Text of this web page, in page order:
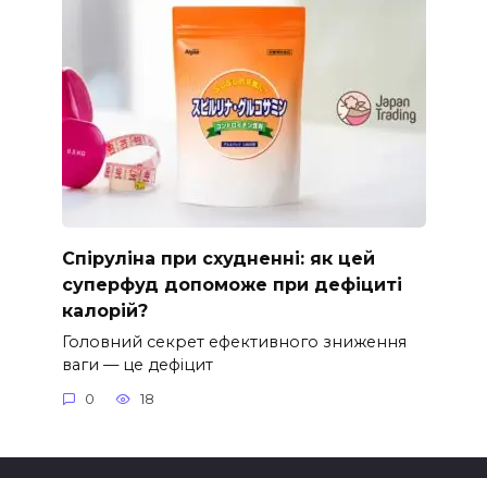
Спіруліна при схудненні: як цей
суперфуд допоможе при дефіциті
калорій?
Головний секрет ефективного зниження
ваги — це дефіцит
0 18